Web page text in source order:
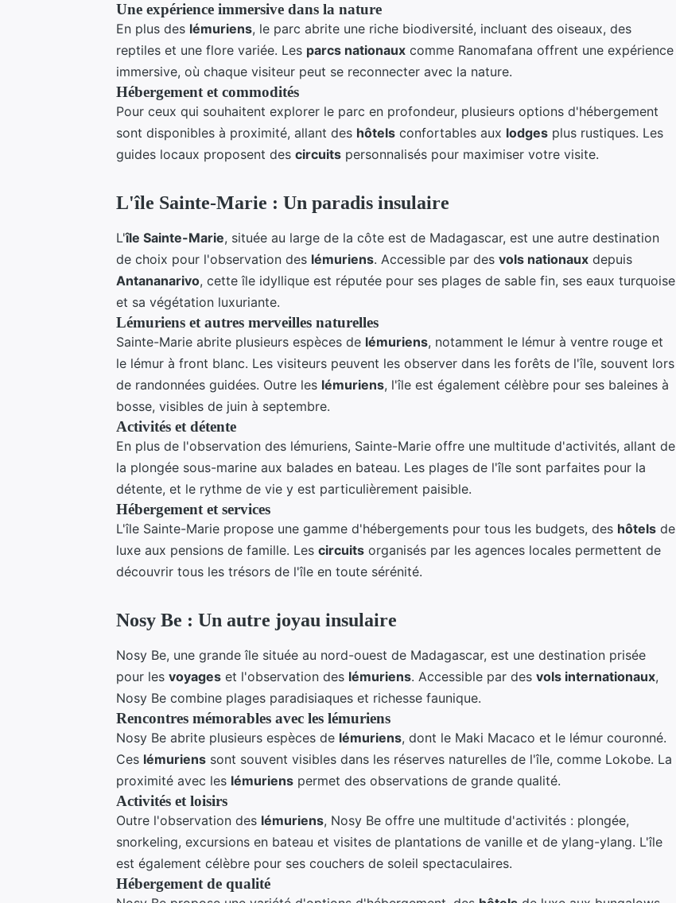
Une expérience immersive dans la nature
En plus des lémuriens, le parc abrite une riche biodiversité, incluant des oiseaux, des
reptiles et une flore variée. Les parcs nationaux comme Ranomafana offrent une expérience
immersive, où chaque visiteur peut se reconnecter avec la nature.
Hébergement et commodités
Pour ceux qui souhaitent explorer le parc en profondeur, plusieurs options d'hébergement
sont disponibles à proximité, allant des hôtels confortables aux lodges plus rustiques. Les
guides locaux proposent des circuits personnalisés pour maximiser votre visite.
L'île Sainte-Marie : Un paradis insulaire
L'île Sainte-Marie, située au large de la côte est de Madagascar, est une autre destination
de choix pour l'observation des lémuriens. Accessible par des vols nationaux depuis
Antananarivo, cette île idyllique est réputée pour ses plages de sable fin, ses eaux turquoise
et sa végétation luxuriante.
Lémuriens et autres merveilles naturelles
Sainte-Marie abrite plusieurs espèces de lémuriens, notamment le lémur à ventre rouge et
le lémur à front blanc. Les visiteurs peuvent les observer dans les forêts de l'île, souvent lors
de randonnées guidées. Outre les lémuriens, l'île est également célèbre pour ses baleines à
bosse, visibles de juin à septembre.
Activités et détente
En plus de l'observation des lémuriens, Sainte-Marie offre une multitude d'activités, allant de
la plongée sous-marine aux balades en bateau. Les plages de l'île sont parfaites pour la
détente, et le rythme de vie y est particulièrement paisible.
Hébergement et services
L'île Sainte-Marie propose une gamme d'hébergements pour tous les budgets, des hôtels de
luxe aux pensions de famille. Les circuits organisés par les agences locales permettent de
découvrir tous les trésors de l'île en toute sérénité.
Nosy Be : Un autre joyau insulaire
Nosy Be, une grande île située au nord-ouest de Madagascar, est une destination prisée
pour les voyages et l'observation des lémuriens. Accessible par des vols internationaux,
Nosy Be combine plages paradisiaques et richesse faunique.
Rencontres mémorables avec les lémuriens
Nosy Be abrite plusieurs espèces de lémuriens, dont le Maki Macaco et le lémur couronné.
Ces lémuriens sont souvent visibles dans les réserves naturelles de l'île, comme Lokobe. La
proximité avec les lémuriens permet des observations de grande qualité.
Activités et loisirs
Outre l'observation des lémuriens, Nosy Be offre une multitude d'activités : plongée,
snorkeling, excursions en bateau et visites de plantations de vanille et de ylang-ylang. L'île
est également célèbre pour ses couchers de soleil spectaculaires.
Hébergement de qualité